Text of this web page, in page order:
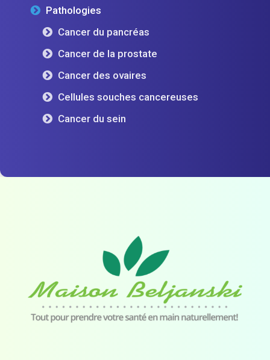
Pathologies
Cancer du pancréas
Cancer de la prostate
Cancer des ovaires
Cellules souches cancereuses
Cancer du sein